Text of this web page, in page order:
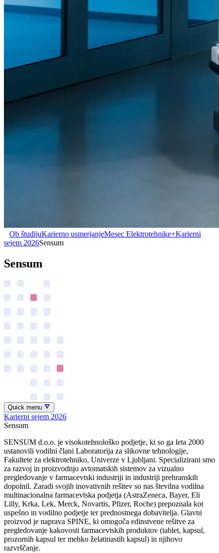
Ob študijuKarierno usmerjanjeMesec Elektrotehnike+Karierni
sejem 2026Sensum
Sensum
Quick menu
Karierni sejem 2026
Sensum
SENSUM d.o.o. je visokotehnološko podjetje, ki so ga leta 2000
ustanovili vodilni člani Laboratorija za slikovne tehnologije,
Fakultete za elektrotehniko, Univerze v Ljubljani. Specializirani smo
za razvoj in proizvodnjo avtomatskih sistemov za vizualno
pregledovanje v farmacevtski industriji in industriji prehranskih
dopolnil. Zaradi svojih inovativnih rešitev so nas številna vodilna
multinacionalna farmacevtska podjetja (AstraZeneca, Bayer, Eli
Lilly, Krka, Lek, Merck, Novartis, Pfizer, Roche) prepoznala kot
uspešno in vodilno podjetje ter prednostnega dobavitelja. Glavni
proizvod je naprava SPINE, ki omogoča edinstvene rešitve za
pregledovanje kakovosti farmacevtskih produktov (tablet, kapsul,
prozornih kapsul ter mehko želatinastih kapsul) in njihovo
razvrščanje.